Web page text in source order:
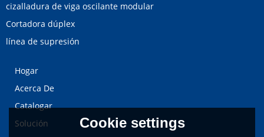
cizalladura de viga oscilante modular
Cortadora dúplex
línea de supresión
Hogar
Acerca De
Catalogar
Solución
Cookie settings